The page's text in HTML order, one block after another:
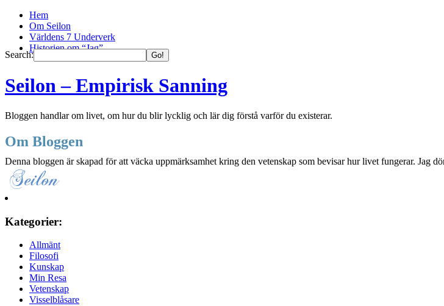
Hem
Om Seilon
Världens 7 Underverk
Historien om “Jag”
Search:
Seilon – Empirisk Sanning
Bloggen handlar om livet, om hur du blir lycklig och lär dig förstå varför du existerar.
Om Bloggen
Denna bloggen är skapad för att väcka uppmärksamhet kring den vetenskap som bevisar hur livet fungerar. Jag
Kategorier:
Allmänt
Filosofi
Kunskap
Min Resa
Vetenskap
Visselblåsare